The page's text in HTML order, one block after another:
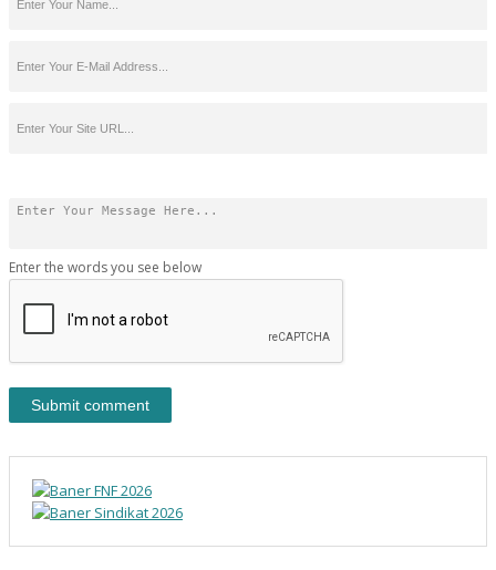
Enter the words you see below